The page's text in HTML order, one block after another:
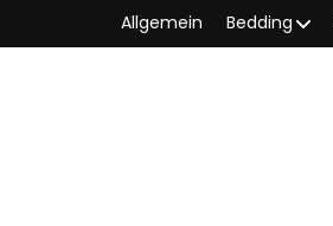
Allgemein Bedding